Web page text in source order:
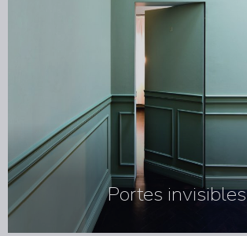
Portes invisibles